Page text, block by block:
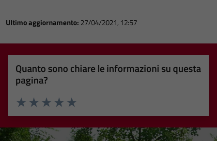
Ultimo aggiornamento: 27/04/2021, 12:57
Quanto sono chiare le informazioni su questa
pagina?
Valuta 5 stelle su 5
Valuta 4 stelle su 5
Valuta 3 stelle su 5
Valuta 2 stelle su 5
Valuta 1 stelle su 5